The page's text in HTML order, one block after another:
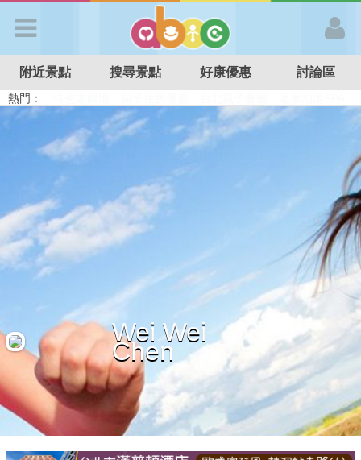
APP登入
首 頁
搜尋景點
好康優惠
最新留言
商家合作
推薦景點
附近景點 搜尋景點 好康優惠 討論區
熱門：
特色遊戲場
親子住房優惠 台北親子餐廳 溫泉泡湯SPA
Wei Wei
Chen